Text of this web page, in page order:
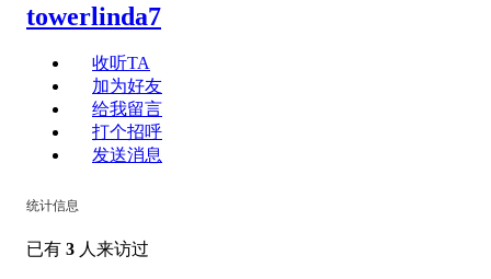
towerlinda7
收听TA
加为好友
给我留言
打个招呼
发送消息
统计信息
已有 3 人来访过